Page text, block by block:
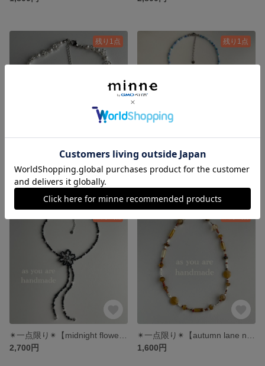
残り1点
✴︎一点限り✴︎【Sea Bloom】 ビーズチョーカー / フラワービーズネックレス
2,400円
残り1点
2,700円
2,700円
1,600円